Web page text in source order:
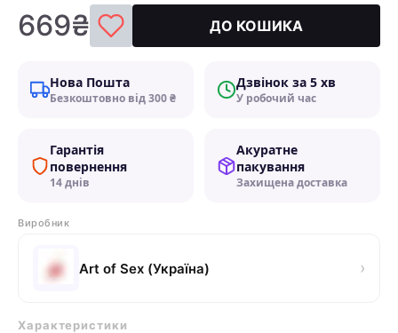
669₴ ДО КОШИКА
Нова Пошта
Безкоштовно від 300 ₴
Дзвінок за 5 хв
У робочий час
Гарантія
повернення
14 днів
Акуратне
пакування
Захищена доставка
Виробник
Art of Sex (Україна) ›
Характеристики